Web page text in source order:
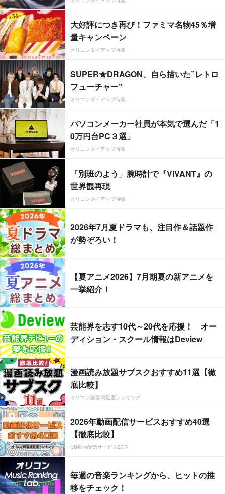
大好評につき再び！ファミマ名物45％増
量キャンペーン
オリコンタイアップ特集
SUPER★DRAGON、自ら描いた”レトロ
フューチャー”
オリコンタイアップ特集
パソコンメーカー社員が本気で選んだ「1
0万円台PC３選」
オリコンタイアップ特集
「別班のよう」腕時計で『VIVANT』の
世界観再現
オリコンタイアップ特集
2026年7月夏ドラマも、注目作＆話題作
が勢ぞろい！
【夏アニメ2026】7月期夏の新アニメを
一挙紹介！
芸能界を志す10代～20代を応援！ オー
ディション・スクール情報はDeview
漫画読み放題サブスクおすすめ11選【徹
底比較】
オリコン顧客満足度ランキング
2026年動画配信サービスおすすめ40選
【徹底比較】
CS動画配信サービス20選
毎週の音楽ランキングから、ヒットの推
移をチェック！